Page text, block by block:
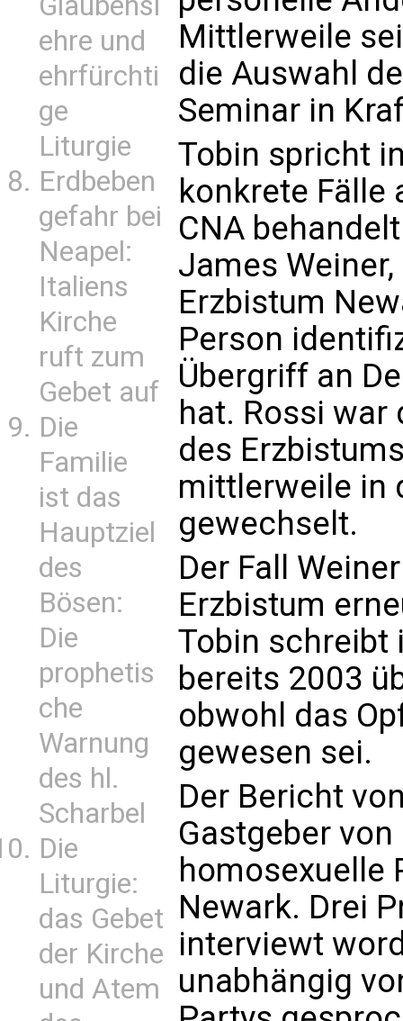
ehre und
ehrfürchti
ge
Liturgie
Erdbeben
gefahr bei
Neapel:
Italiens
Kirche
ruft zum
Gebet auf
Die
Familie
ist das
Hauptziel
des
Bösen:
Die
prophetis
che
Warnung
des hl.
Scharbel
Die
Liturgie:
das Gebet
der Kirche
und Atem
Mittlerweile
die Auswahl
Seminar in
Tobin spricht
konkrete Fälle
CNA
James
Erzbistum
Person
Übergriff an
hat. Rossi
des
mittlerweile in
gewechselt.
Der Fall
Erzbistum
Tobin schreibt
bereits 2003
obwohl das
gewesen sei.
Der Bericht
Gastgeber
homosexuelle
Newark. Drei
interviewt
unabhängig